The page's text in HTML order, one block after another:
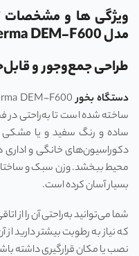
ویژگی ها و مشخصات
مدل
طراحی جمع‌وجور و
دستگاه بخور
ساخته شده است تا به‌راحتی در
ساده و رنگ سفید و یا مشکی
دکوراسیون‌های خانگی و
محیط ببخشد. وزن سبک و ساختار
بسیار آسان کرده است.
شما می‌توانید به‌راحتی آن را از
که نیاز به رطوبت بیشتر دارید
نصب یا مکان قرارگیری داشته